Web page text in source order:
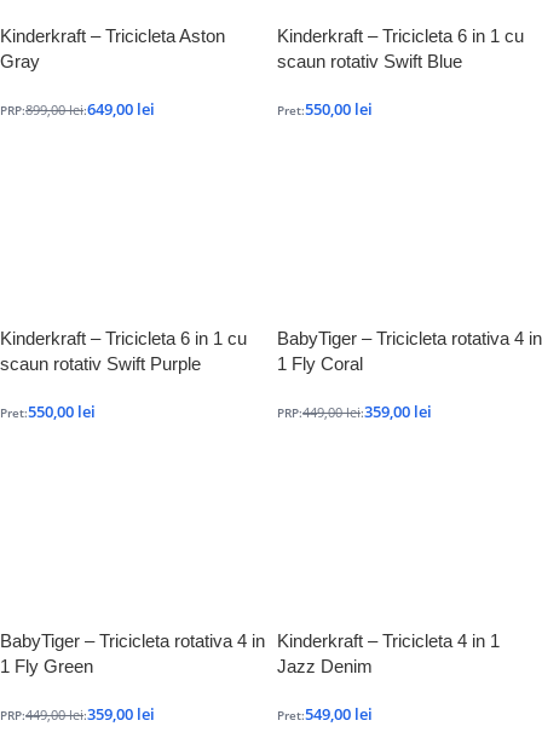
Kinderkraft – Tricicleta Aston
Gray
PRP:899,00lei:649,00 lei
Kinderkraft – Tricicleta 6 in 1 cu
scaun rotativ Swift Blue
Pret:550,00 lei
Kinderkraft – Tricicleta 6 in 1 cu
scaun rotativ Swift Purple
Pret:550,00 lei
BabyTiger – Tricicleta rotativa 4 in
1 Fly Coral
PRP:449,00lei:359,00 lei
BabyTiger – Tricicleta rotativa 4 in
1 Fly Green
PRP:449,00lei:359,00 lei
Kinderkraft – Tricicleta 4 in 1
Jazz Denim
Pret:549,00 lei